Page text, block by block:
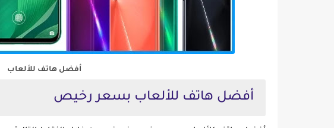
أفضل هاتف للألعاب
أفضل هاتف للألعاب بسعر رخيص